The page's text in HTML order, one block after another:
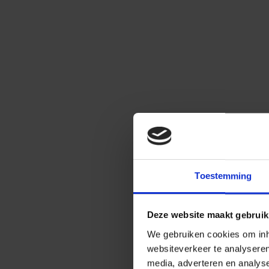
Toestemming
Deze website maakt
We gebruiken cookies om
websiteverkeer te
media, adverteren en